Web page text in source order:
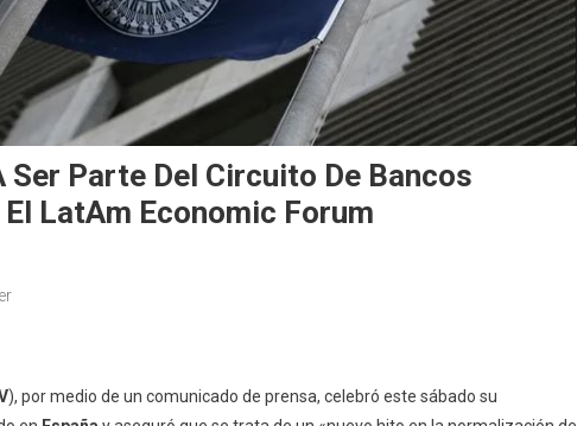
Ser Parte Del Circuito De Bancos
LatAm Economic Forum
), por medio de un comunicado de prensa, celebró este sábado su